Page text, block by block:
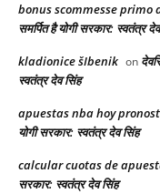
bonus scommesse primo
समर्पित है योगी सरकार: स्वतंत्र
kladionice šIbenik on
स्वतंत्र देव सिंह
apuestas nba hoy
योगी सरकार: स्वतंत्र देव सिंह
calcular cuotas de
सरकार: स्वतंत्र देव सिंह